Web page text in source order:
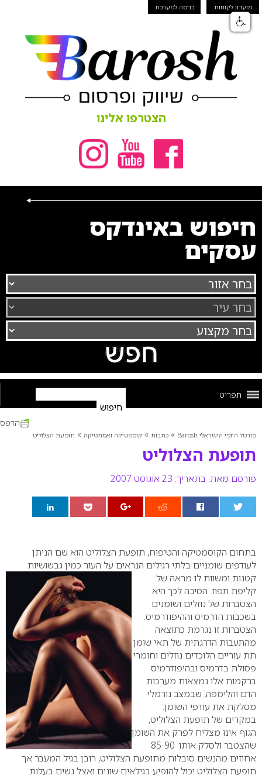
מועדון לקוחות כניסה למערכת
הצטרפו אלינו
חיפוש באינדקס
עסקים
תפריט
פורטל היופי הישראלי Barosh » כתבות » קוסמטיקה ואסתטיקה » תופעת הצלוליט
תופעת הצלוליט
פורסם מאת: בתאריך: 23 אוגוסט 2007
הדפס
בתחום הקוסמטיקה והטיפוח, תופעת הצלוליט הוא שם הניתן
לעודפים שומניים בלתי רגילים הנראים על העור כמין גבשושיות
קטנות ומשוות לו מראה של
קליפת תפוז. הסיבה לכך היא
הצטברות של נוזלים ושומנים
בשכבות הדרמיס וההיפודרמיס.
הצטברות זו נגרמת כתוצאה
מהתעבות הדרגתית של תאי שומן
תת עוריים הלוכדים נוזלים וחומרי
פסולת בדרמיס ובהיפודרמיס.
ברקמות אלו נמצאות מערכות
הדם והלימפה, שבמצב נורמלי
מסלקת את עודפי השומן.
במקרים של תופעת הצלוליט,
הגוף אינו מצליח לפרק את השומן
שהצטבר ולסלק אותו. 85-90
אחוזים מהנשים סובלות מתופעת הצלוליט, רובן בגיל המעבר אך
תופעת הצלוליט יכול להופיע בגילאים שונים ואצל נשים בעלות